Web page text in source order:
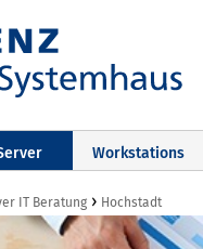
Workstations
IT Beratung › Hochstadt